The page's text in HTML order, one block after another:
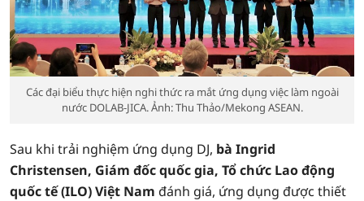
Các đại biểu thực hiện nghi thức ra mắt ứng dụng việc làm ngoài
nước DOLAB-JICA. Ảnh: Thu Thảo/Mekong ASEAN.
Sau khi trải nghiệm ứng dụng DJ, bà Ingrid
Christensen, Giám đốc quốc gia, Tổ chức Lao động
quốc tế (ILO) Việt Nam đánh giá, ứng dụng được thiết